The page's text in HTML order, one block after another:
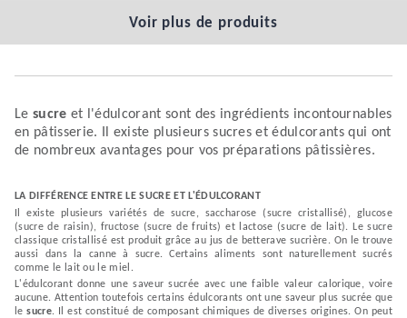
Le sucre et l'édulcorant sont des ingrédients incontournables
en pâtisserie. Il existe plusieurs sucres et édulcorants qui ont
de nombreux avantages pour vos préparations pâtissières.
LA DIFFÉRENCE ENTRE LE SUCRE ET L'ÉDULCORANT
Il existe plusieurs variétés de sucre, saccharose (sucre cristallisé), glucose
(sucre de raisin), fructose (sucre de fruits) et lactose (sucre de lait). Le sucre
classique cristallisé est produit grâce au jus de betterave sucrière. On le trouve
aussi dans la canne à sucre. Certains aliments sont naturellement sucrés
comme le lait ou le miel.
L'édulcorant donne une saveur sucrée avec une faible valeur calorique, voire
aucune. Attention toutefois certains édulcorants ont une saveur plus sucrée que
lesucre. Il est constitué de composant chimiques de diverses origines. On peut
Voir plus de produits